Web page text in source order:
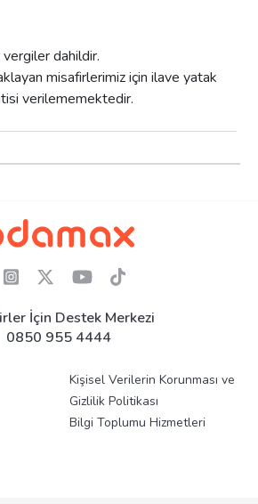
dahildir.
misafirlerimiz için ilave yatak
verilememektedir.
İçin Destek Merkezi
0850 955 4444
Kişisel Verilerin Korunması ve
Gizlilik Politikası
Bilgi Toplumu Hizmetleri